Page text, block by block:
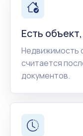
Есть
Недвижимость
считается
документов.